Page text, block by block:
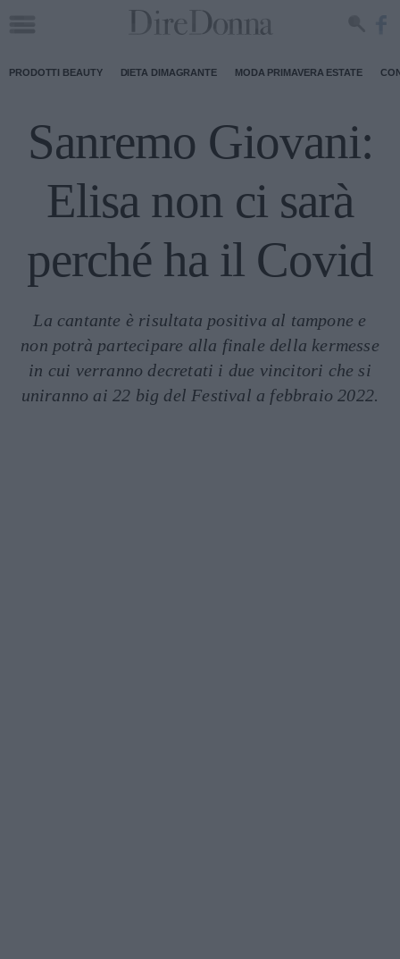
PRODOTTI BEAUTY DIETA DIMAGRANTE MODA PRIMAVERA ESTATE
Sanremo Giovani:
Elisa non ci sarà
perché ha il Covid
La cantante è risultata positiva al tampone e
non potrà partecipare alla finale della kermesse
in cui verranno decretati i due vincitori che si
uniranno ai 22 big del Festival a febbraio 2022.